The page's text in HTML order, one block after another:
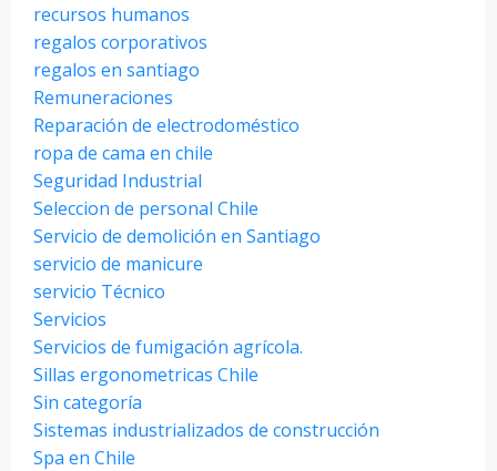
recursos humanos
regalos corporativos
regalos en santiago
Remuneraciones
Reparación de electrodoméstico
ropa de cama en chile
Seguridad Industrial
Seleccion de personal Chile
Servicio de demolición en Santiago
servicio de manicure
servicio Técnico
Servicios
Servicios de fumigación agrícola.
Sillas ergonometricas Chile
Sin categoría
Sistemas industrializados de construcción
Spa en Chile